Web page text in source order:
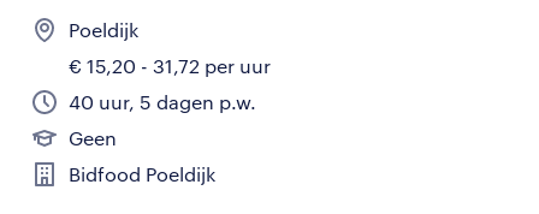
Poeldijk
€ 15,20 - 31,72 per uur
40 uur, 5 dagen p.w.
Geen
Bidfood Poeldijk